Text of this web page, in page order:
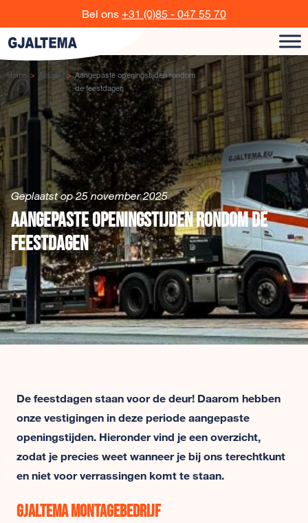
Ga naar de inhoudBel ons +31 (0)85 - 047 55 70
Home Actueel
Aangepaste openingstijden rondom
de feestdagen
Geplaatst op 25 november 2025
Aangepaste openingstijden rondom de
feestdagen
De feestdagen staan voor de deur! Daarom hebben
onze vestigingen in deze periode aangepaste
openingstijden. Hieronder vind je een overzicht,
zodat je precies weet wanneer je bij ons terechtkunt
en niet voor verrassingen komt te staan.
Gjaltema Montagebedrijf